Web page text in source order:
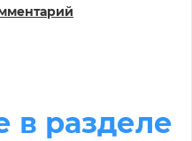
в разделе